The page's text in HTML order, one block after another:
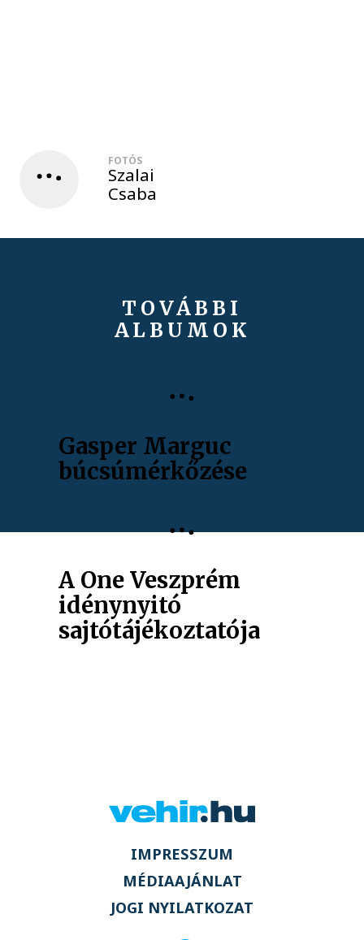
FOTÓS
Szalai
Csaba
TOVÁBBI
ALBUMOK
Gasper Marguc
búcsúmérkőzése
A One Veszprém
idénynyitó
sajtótájékoztatója
IMPRESSZUM
MÉDIAAJÁNLAT
JOGI NYILATKOZAT